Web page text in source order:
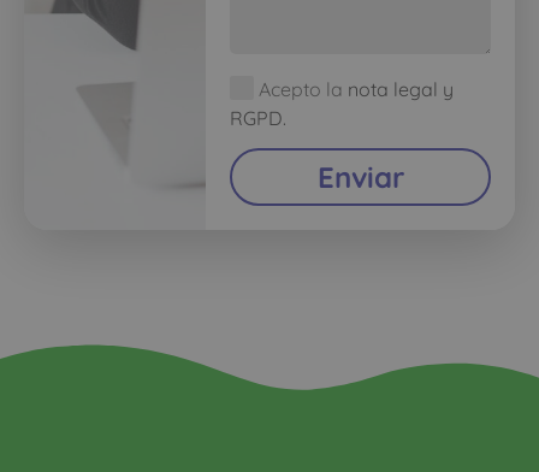
Acepto la nota legal y
RGPD.
Enviar